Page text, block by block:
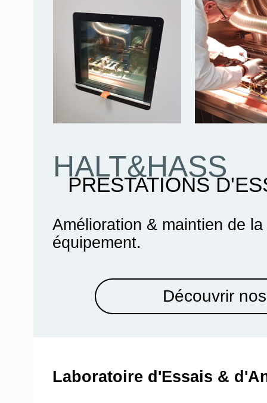
Amélioration & maintien de la
équipement.
Découvrir
PRESTATIONS
HALT&HASS
Laboratoire d'Essais &